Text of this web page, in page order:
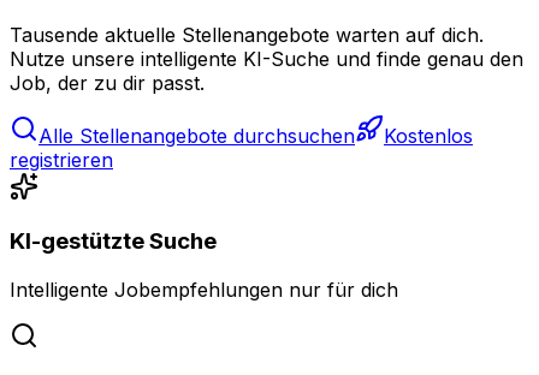
Tausende aktuelle Stellenangebote warten auf dich.
Nutze unsere intelligente KI-Suche und finde genau den
Job, der zu dir passt.
Alle Stellenangebote durchsuchen
Kostenlos
registrieren
KI-gestützte Suche
Intelligente Jobempfehlungen nur für dich